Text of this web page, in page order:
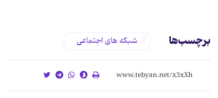
برچسب‌ها شبکه های اجتماعی